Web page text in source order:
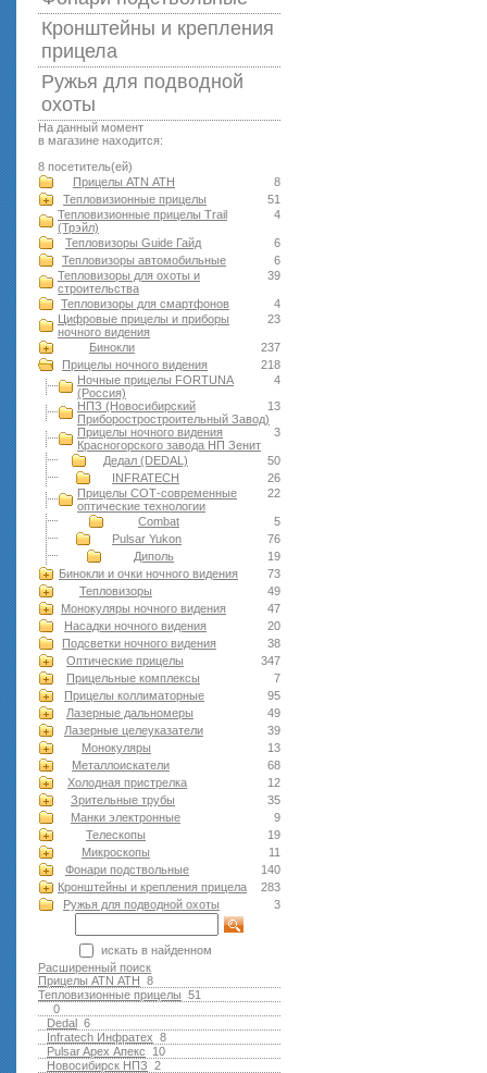
Кронштейны и крепления
прицела
Ружья для подводной
оxоты
На данный момент
в магазине находится:
8 посетитель(ей)
8
Прицелы ATN АТН
51
Тепловизионные прицелы
4
Тепловизионные прицелы Trail
(Трэйл)
6
Тепловизоры Guide Гайд
6
Тепловизоры автомобильные
39
Тепловизоры для охоты и
строительства
4
Тепловизоры для смартфонов
23
Цифровые прицелы и приборы
ночного видения
237
Бинокли
218
Прицелы ночного видения
4
Ночные прицелы FORTUNA
(Россия)
13
НПЗ (Новосибирский
Приборостростроительный Завод)
3
Прицелы ночного видения
Красногорского завода НП Зенит
50
Дедал (DEDAL)
26
INFRATECH
22
Прицелы СОТ-современные
оптические технологии
5
Combat
76
Pulsar Yukon
19
Диполь
73
Бинокли и очки ночного видения
49
Тепловизоры
47
Монокуляры ночного видения
20
Насадки ночного видения
38
Подсветки ночного видения
347
Оптические прицелы
7
Прицельные комплексы
95
Прицелы коллиматорные
49
Лазерные дальномеры
39
Лазерные целеуказатели
13
Монокуляры
68
Металлоискатели
12
Холодная пристрелка
35
Зрительные трубы
9
Манки электронные
19
Телескопы
11
Микроскопы
140
Фонари подствольные
283
Кронштейны и крепления прицела
3
Ружья для подводной оxоты
искать в найденном
Расширенный поиск
8
Прицелы ATN АТН
51
Тепловизионные прицелы
0
6
Dedal
8
Infratech Инфратех
10
Pulsar Apex Апекс
2
Новосибирск НПЗ